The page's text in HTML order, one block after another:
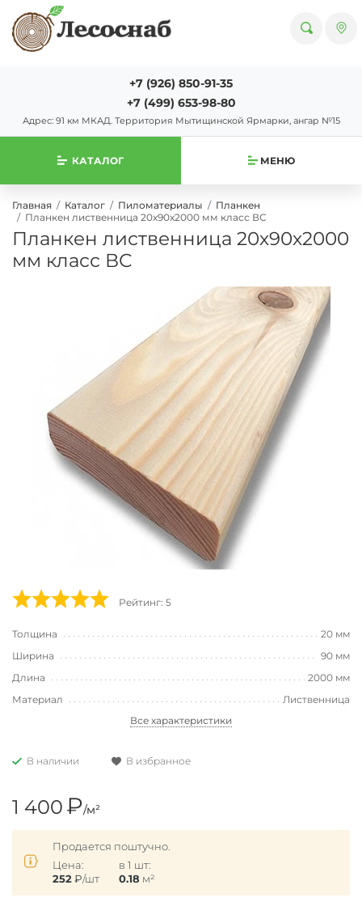
+7 (926) 850-91-35
+7 (499) 653-98-80
Адрес: 91 км МКАД. Территория Мытищинской Ярмарки, ангар №15
КАТАЛОГ МЕНЮ
Главная Каталог Пиломатериалы
Планкен
Планкен лиственница 20х90х2000 мм класс ВС
Планкен лиственница 20х90х2000
мм класс ВС
Рейтинг: 5
Толщина
20 мм
Ширина
90 мм
Длина
2000 мм
Материал
Лиственница
Все характеристики
В наличии В избранное
1 400₽/м²
Продается поштучно.
Цена:
252 ₽/шт
в 1 шт:
0.18 м²